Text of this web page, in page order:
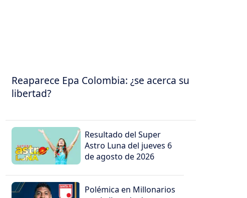
Reaparece Epa Colombia: ¿se acerca su
libertad?
Resultado del Super
Astro Luna del jueves 6
de agosto de 2026
Polémica en Millonarios